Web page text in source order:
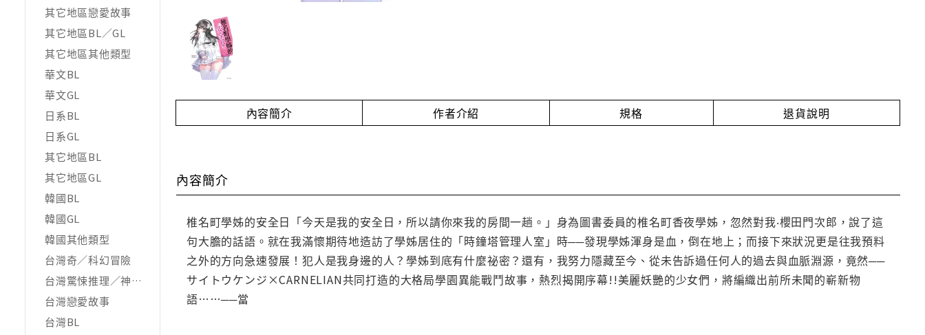
其它地區戀愛故事
其它地區BL／GL
其它地區其他類型
華文BL
華文GL
日系BL
日系GL
其它地區BL
其它地區GL
韓國BL
韓國GL
韓國其他類型
台灣奇／科幻冒險
台灣驚悚推理／神怪靈異
台灣戀愛故事
台灣BL
內容簡介 作者介紹 規格 退貨說明
內容簡介
椎名町學姊的安全日「今天是我的安全日，所以請你來我的房間一趟。」身為圖書委員的椎名町香夜學姊，忽然對我‧櫻田門次郎，說了這
句大膽的話語。就在我滿懷期待地造訪了學姊居住的「時鐘塔管理人室」時──發現學姊渾身是血，倒在地上；而接下來狀況更是往我預料
之外的方向急速發展！犯人是我身邊的人？學姊到底有什麼祕密？還有，我努力隱藏至今、從未告訴過任何人的過去與血脈淵源，竟然──
サイトウケンジ×CARNELIAN共同打造的大格局學園異能戰鬥故事，熱烈揭開序幕!!美麗妖艷的少女們，將編織出前所未聞的嶄新物
語……──當